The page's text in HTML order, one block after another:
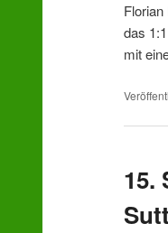
das
mit
15.